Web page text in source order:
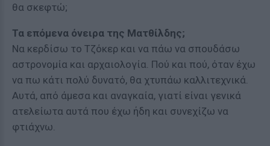
θα σκεφτώ;
Τα επόμενα όνειρα της Ματθίλδης;
Να κερδίσω το Τζόκερ και να πάω να σπουδάσω
αστρονομία και αρχαιολογία. Πού και πού, όταν έχω
να πω κάτι πολύ δυνατό, θα χτυπάω καλλιτεχνικά.
Αυτά, από άμεσα και αναγκαία, γιατί είναι γενικά
ατελείωτα αυτά που έχω ήδη και συνεχίζω να
φτιάχνω.